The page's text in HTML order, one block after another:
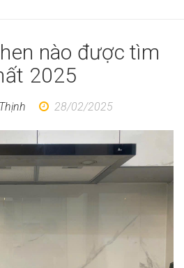
nào được tìm
2025
28/02/2025